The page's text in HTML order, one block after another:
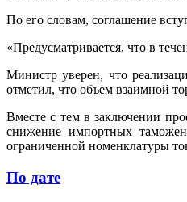
По его словам, соглашение
«Предусматривается, что в
Министр уверен, что
отметил, что объем взаимной
Вместе с тем в заключении
снижение импортных
ограниченной номенклатуры
По дате